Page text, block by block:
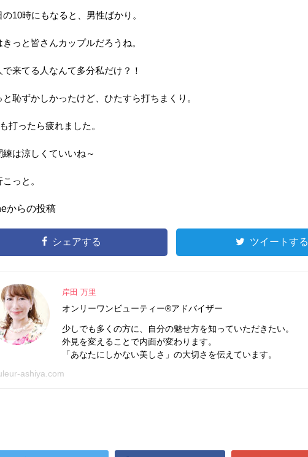
の10時にもなると、男性ばかり。
きっと皆さんカップルだろうね。
で来てる人なんて多分私だけ？！
と恥ずかしかったけど、ひたすら打ちまくり。
打ったら疲れました。
練は涼しくていいね～
っと。
からの投稿
シェアする ツイートする
岸田 万里
オンリーワンビューティー®アドバイザー
少しでも多くの方に、自分の魅せ方を知っていただきたい。
外見を変えることで内面が変わります。
「あなたにしかない美しさ」の大切さを伝えています。
ashiya.com